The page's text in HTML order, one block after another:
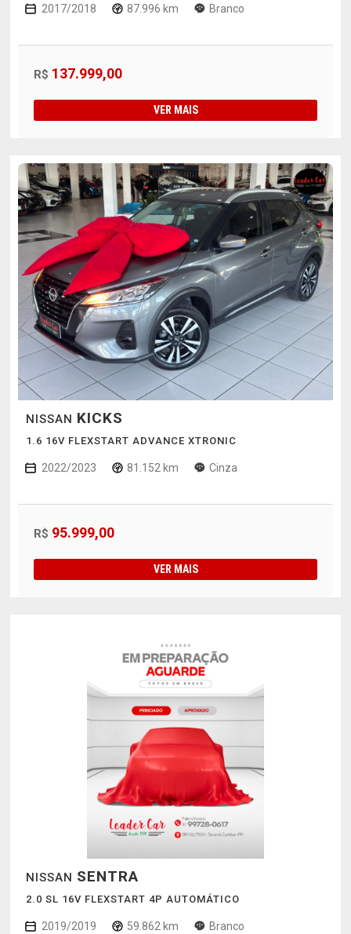
2017/2018 87.996 km Branco
R$ 137.999,00
VER MAIS
NISSAN KICKS
1.6 16V FLEXSTART ADVANCE XTRONIC
2022/2023 81.152 km Cinza
R$ 95.999,00
VER MAIS
NISSAN SENTRA
2.0 SL 16V FLEXSTART 4P AUTOMÁTICO
2019/2019 59.862 km Branco